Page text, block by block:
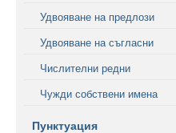
Удвояване на предлози
Удвояване на съгласни
Числителни редни
Чужди собствени имена
Пунктуация